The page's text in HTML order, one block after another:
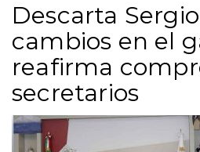
Descarta
cambios en el
reafirma
secretarios